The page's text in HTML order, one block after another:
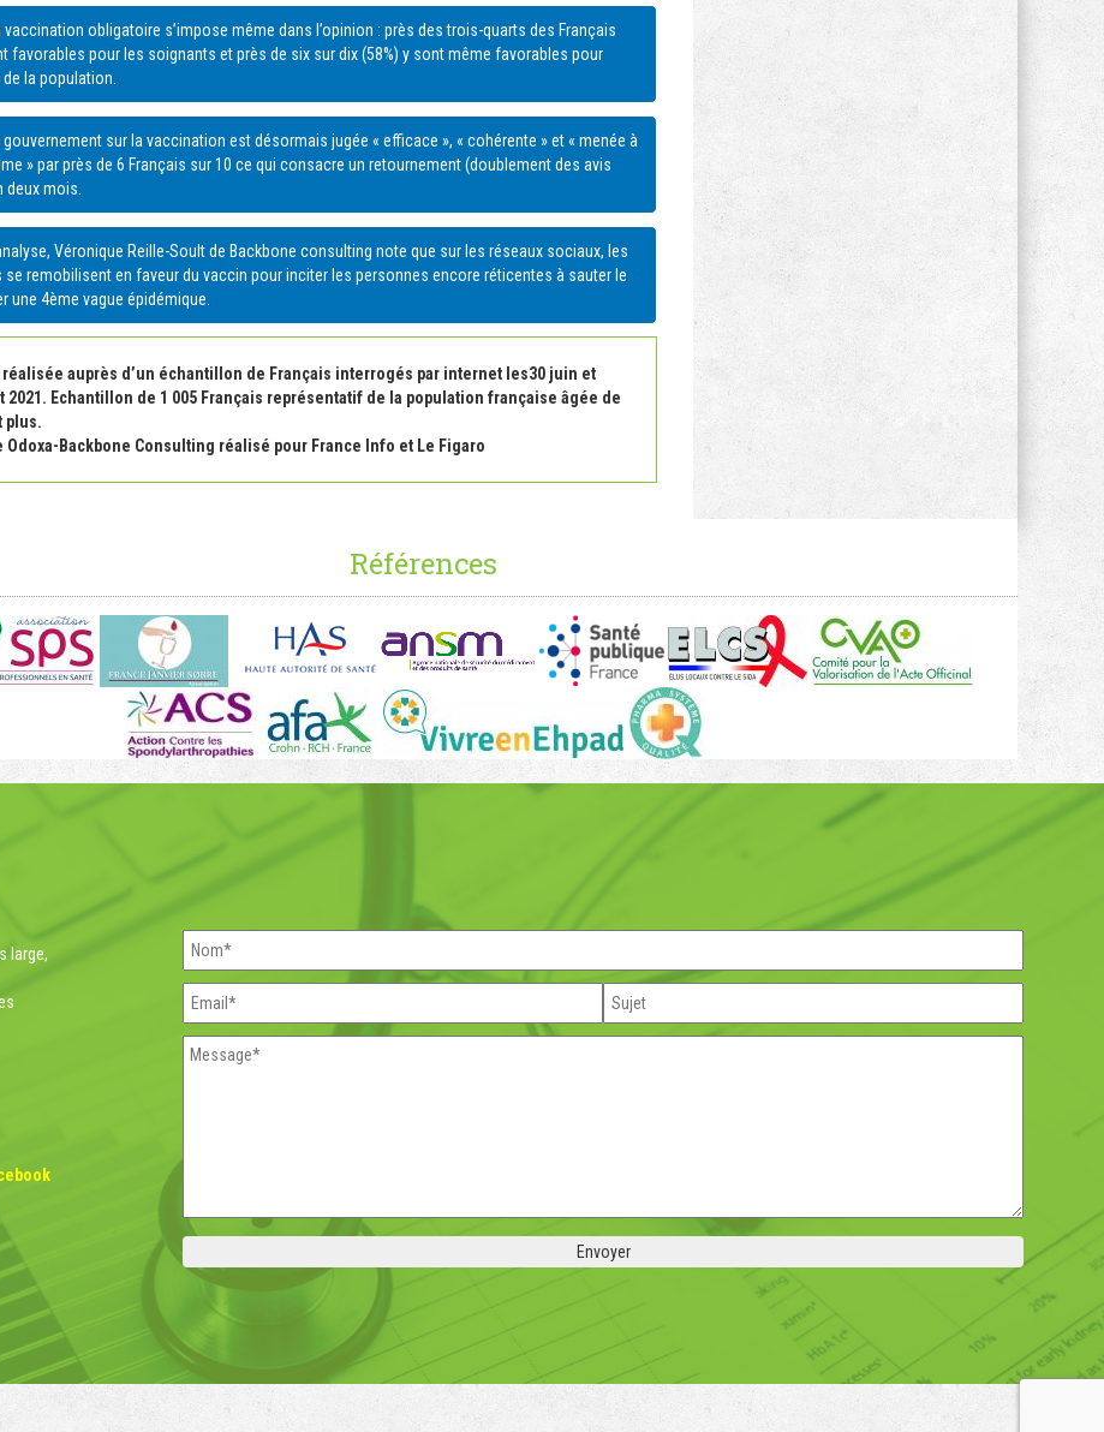
vaccination obligatoire s’impose même dans l’opinion : près des trois-quarts des Français
favorables pour les soignants et près de six sur dix (58%) y sont même favorables pour
de la population.
gouvernement sur la vaccination est désormais jugée « efficace », « cohérente » et « menée à
» par près de 6 Français sur 10 ce qui consacre un retournement (doublement des avis
mois.
Véronique Reille-Soult de Backbone consulting note que sur les réseaux sociaux, les
se remobilisent en faveur du vaccin pour inciter les personnes encore réticentes à sauter le
une 4ème vague épidémique.
réalisée auprès d’un échantillon de Français interrogés par internet les30 juin et
2021. Echantillon de 1 005 Français représentatif de la population française âgée de
plus.
Odoxa-Backbone Consulting réalisé pour France Info et Le Figaro
Références
large,